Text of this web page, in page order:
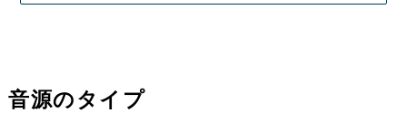
音源のタイプ